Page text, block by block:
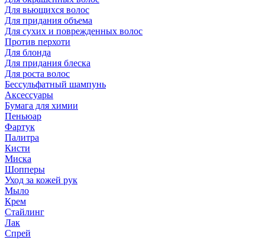
Для вьющихся волос
Для придания объема
Для сухих и поврежденных волос
Против перхоти
Для блонда
Для придания блеска
Для роста волос
Бессульфатный шампунь
Аксессуары
Бумага для химии
Пеньюар
Фартук
Палитра
Кисти
Миска
Шопперы
Уход за кожей рук
Мыло
Крем
Стайлинг
Лак
Спрей